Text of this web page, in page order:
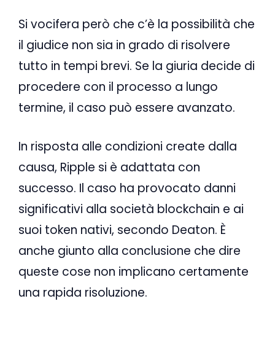
Si vocifera però che c’è la possibilità che
il giudice non sia in grado di risolvere
tutto in tempi brevi. Se la giuria decide di
procedere con il processo a lungo
termine, il caso può essere avanzato.
In risposta alle condizioni create dalla
causa, Ripple si è adattata con
successo. Il caso ha provocato danni
significativi alla società blockchain e ai
suoi token nativi, secondo Deaton. È
anche giunto alla conclusione che dire
queste cose non implicano certamente
una rapida risoluzione.